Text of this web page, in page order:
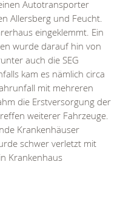
Autotransporter
Allersberg und Feucht.
eingeklemmt. Ein
wurde darauf hin von
auch die SEG
kam es nämlich circa
mit mehreren
die Erstversorgung der
weiterer Fahrzeuge.
Krankenhäuser
schwer verletzt mit
Krankenhaus